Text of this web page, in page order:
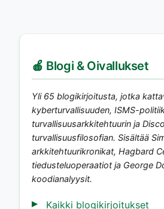
🍎 Blogi & Oivallukset
Yli 65 blogikirjoitusta, jotka
kyberturvallisuuden, ISMS-
turvallisuusarkkitehtuurin ja
turvallisuusfilosofian. Sisältää
arkkitehtuurikronikat, Hagbard
tiedusteluoperaatiot ja George
koodianalyysit.
Kaikki blogikirjoitukset